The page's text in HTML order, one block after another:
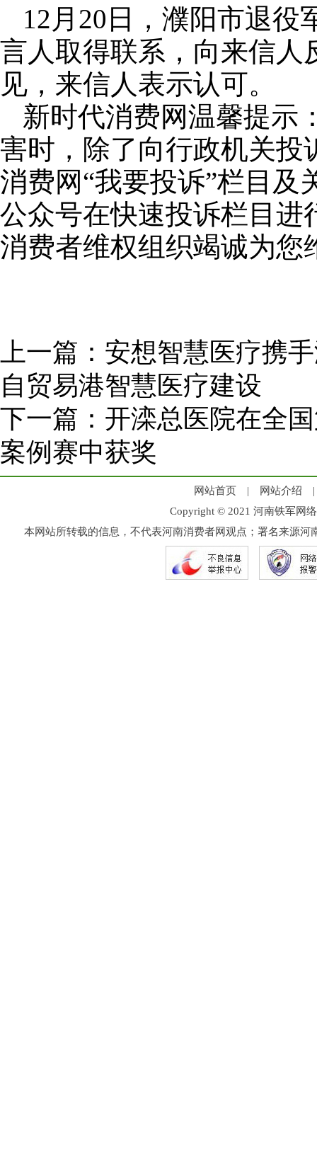
12月20日，濮阳市退役
言人取得联系，向来信人
见，来信人表示认可。
新时代消费网温馨提示
害时，除了向行政机关投
消费网“我要投诉”栏目及
公众号在快速投诉栏目进
消费者维权组织竭诚为您
上一篇： 安想智慧医疗携
自贸易港智慧医疗建设
下一篇： 开滦总医院在全
案例赛中获奖
网站首页 | 网站介绍
Copyright © 2021 河南铁军网
本网站所转载的信息，不代表河南消费者网观点；署名来源